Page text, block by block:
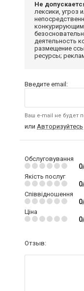
Не
лексики, угроз
деятельность
размещение
ресурсы;
Введите email:
Ваш e-mail не будет
или Авторизуйтесь
Обслуговування
Якість послуг
Співвідношення
Ціна
Отзыв: